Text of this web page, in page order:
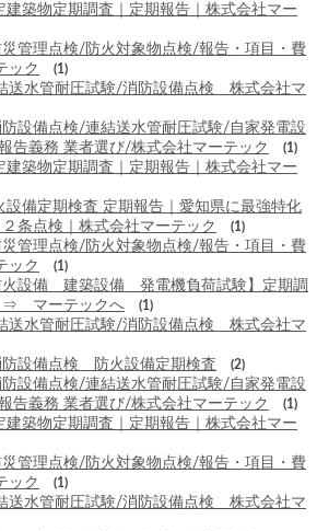
建築物定期調査｜定期報告｜株式会社マー
管理点検/防火対象物点検/報告・項目・費
ック
(1)
送水管耐圧試験/消防設備点検 株式会社マ
設備点検/連結送水管耐圧試験/自家発電設
告義務 業者選び/株式会社マーテック
(1)
建築物定期調査｜定期報告｜株式会社マー
設備定期検査 定期報告｜愛知県に最強特化
２条点検｜株式会社マーテック
(1)
管理点検/防火対象物点検/報告・項目・費
ック
(1)
火設備 建築設備 発電機負荷試験】定期調
⇒ マーテックへ
(1)
送水管耐圧試験/消防設備点検 株式会社マ
設備点検 防火設備定期検査 (2)
設備点検/連結送水管耐圧試験/自家発電設
告義務 業者選び/株式会社マーテック
(1)
建築物定期調査｜定期報告｜株式会社マー
管理点検/防火対象物点検/報告・項目・費
ック
(1)
送水管耐圧試験/消防設備点検 株式会社マ